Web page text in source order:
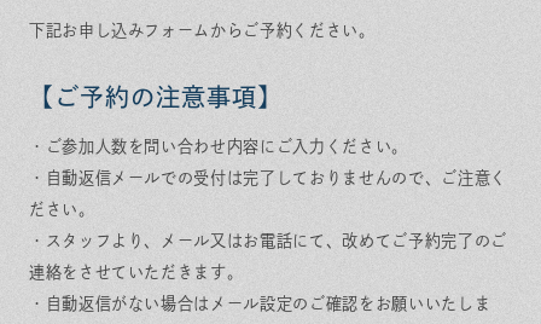
下記お申し込みフォームからご予約ください。
【ご予約の注意事項】
・ご参加人数を問い合わせ内容にご入力ください。
・自動返信メールでの受付は完了しておりませんので、ご注意く
ださい。
・スタッフより、メール又はお電話にて、改めてご予約完了のご
連絡をさせていただきます。
・自動返信がない場合はメール設定のご確認をお願いいたしま